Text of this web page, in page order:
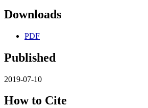
Downloads
PDF
Published
2019-07-10
How to Cite